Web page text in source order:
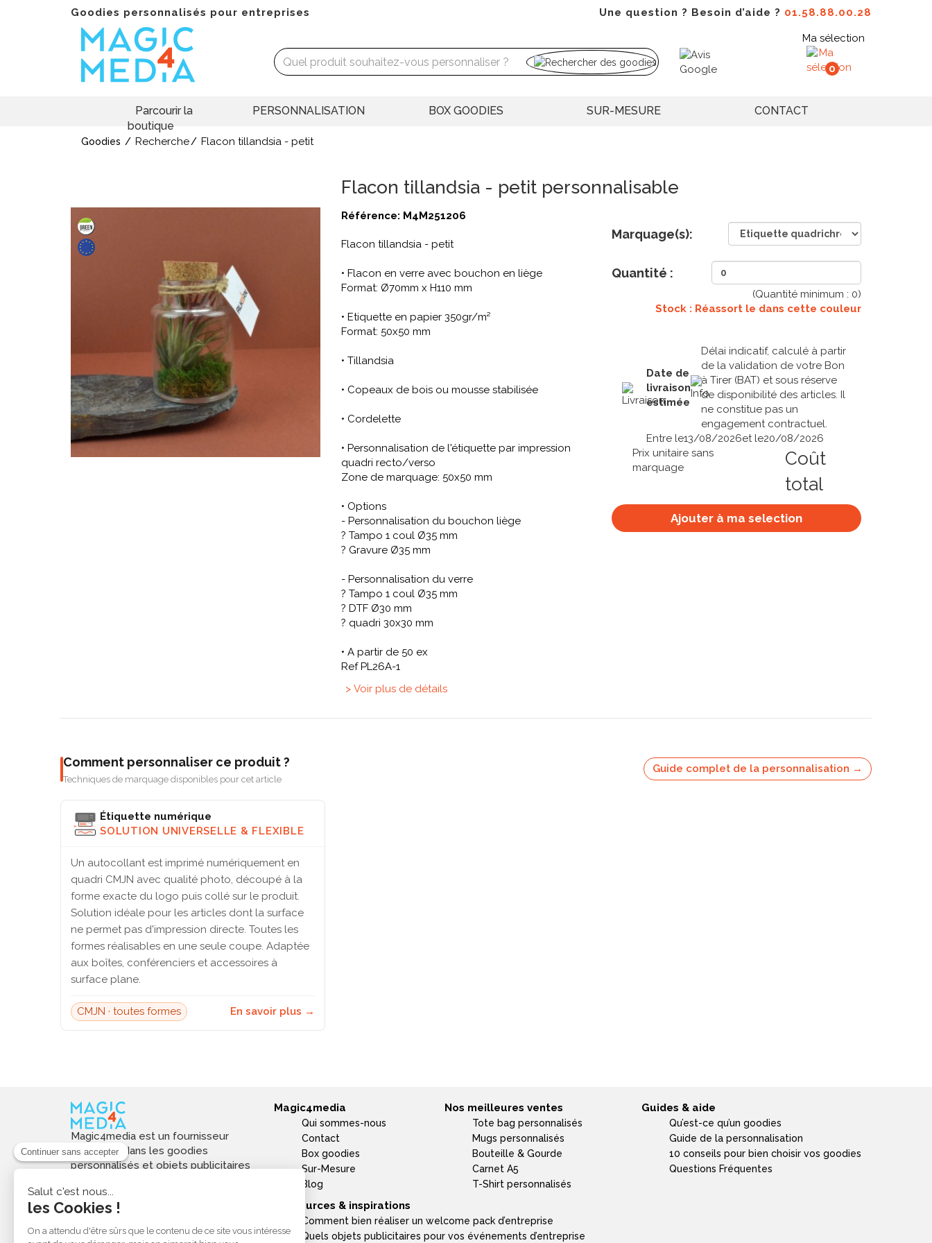
Goodies personnalisés pour entreprises Une question ? Besoin d’aide ? 01.58.88.00.28
Ma sélection
0
Parcourir la
boutique
PERSONNALISATION BOX GOODIES SUR-MESURE CONTACT
Goodies Recherche Flacon tillandsia - petit
Flacon tillandsia - petit personnalisable
Référence: M4M251206
Flacon tillandsia - petit
• Flacon en verre avec bouchon en liège
Format: Ø70mm x H110 mm
• Etiquette en papier 350gr/m²
Format: 50x50 mm
• Tillandsia
• Copeaux de bois ou mousse stabilisée
• Cordelette
• Personnalisation de l'étiquette par impression
quadri recto/verso
Zone de marquage: 50x50 mm
• Options
- Personnalisation du bouchon liège
? Tampo 1 coul Ø35 mm
? Gravure Ø35 mm
- Personnalisation du verre
? Tampo 1 coul Ø35 mm
? DTF Ø30 mm
? quadri 30x30 mm
• A partir de 50 ex
Ref PL26A-1
> Voir plus de détails
Marquage(s):
Quantité :
(Quantité minimum : 0)
Stock : Réassort le dans cette couleur
Date de
livraison
estimée
Délai indicatif, calculé à partir
de la validation de votre Bon
à Tirer (BAT) et sous réserve
de disponibilité des articles. Il
ne constitue pas un
engagement contractuel.
Entre le13/08/2026et le20/08/2026
Prix unitaire sans
marquage
Coût
total
Ajouter à ma selection
Comment personnaliser ce produit ?
Techniques de marquage disponibles pour cet article
Guide complet de la personnalisation →
Étiquette numérique
SOLUTION UNIVERSELLE & FLEXIBLE
Un autocollant est imprimé numériquement en
quadri CMJN avec qualité photo, découpé à la
forme exacte du logo puis collé sur le produit.
Solution idéale pour les articles dont la surface
ne permet pas d'impression directe. Toutes les
formes réalisables en une seule coupe. Adaptée
aux boîtes, conférenciers et accessoires à
surface plane.
CMJN · toutes formes En savoir plus →
Magic4media est un fournisseur
spécialisé dans les goodies
personnalisés et objets publicitaires
sélectionnons des produits utiles,
tendances et responsables pour
soutenir vos actions de
Magic4media
Qui sommes-nous
Contact
Box goodies
Sur-Mesure
Blog
Nos meilleures ventes
Tote bag personnalisés
Mugs personnalisés
Bouteille & Gourde
Carnet A5
T-Shirt personnalisés
Guides & aide
Qu’est-ce qu’un goodies
Guide de la personnalisation
10 conseils pour bien choisir vos goodies
Questions Fréquentes
Ressources & inspirations
Comment bien réaliser un welcome pack d’entreprise
Quels objets publicitaires pour vos événements d’entreprise